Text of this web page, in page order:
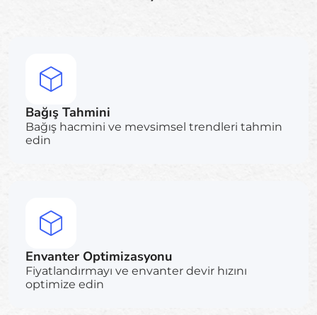
Bağış Tahmini
Bağış hacmini ve mevsimsel trendleri tahmin
edin
Envanter Optimizasyonu
Fiyatlandırmayı ve envanter devir hızını
optimize edin